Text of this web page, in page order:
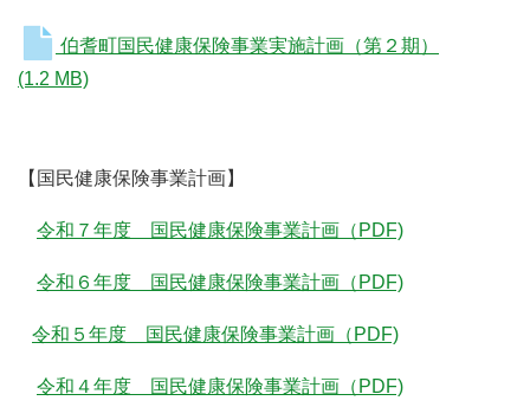
伯耆町国民健康保険事業実施計画（第２期）
(1.2 MB)
【国民健康保険事業計画】
令和７年度 国民健康保険事業計画（PDF)
令和６年度 国民健康保険事業計画（PDF)
令和５年度 国民健康保険事業計画（PDF)
令和４年度 国民健康保険事業計画（PDF)